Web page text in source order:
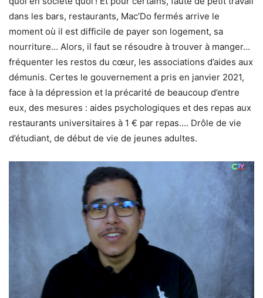
dans les bars, restaurants, Mac’Do fermés arrive le
moment où il est difficile de payer son logement, sa
nourriture… Alors, il faut se résoudre à trouver à manger…
fréquenter les restos du cœur, les associations d’aides aux
démunis. Certes le gouvernement a pris en janvier 2021,
face à la dépression et la précarité de beaucoup d’entre
eux, des mesures : aides psychologiques et des repas aux
restaurants universitaires à 1 € par repas…. Drôle de vie
d’étudiant, de début de vie de jeunes adultes.